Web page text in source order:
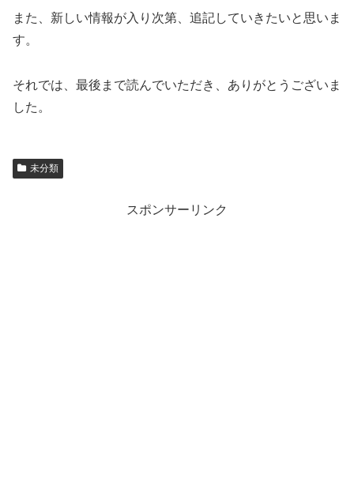
また、新しい情報が入り次第、追記していきたいと思いま
す。
それでは、最後まで読んでいただき、ありがとうございま
した。
未分類
スポンサーリンク